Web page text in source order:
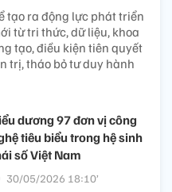
tạo ra động lực phát triển
từ tri thức, dữ liệu, khoa
tạo, điều kiện tiên quyết
trị, tháo bỏ tư duy hành
dương 97 đơn vị công
tiêu biểu trong hệ sinh
số Việt Nam
30/05/2026 18:10’